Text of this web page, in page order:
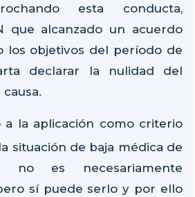
esta conducta,
que alcanzado un acuerdo
los objetivos del período de
declarar la nulidad del
a la aplicación como criterio
situación de baja médica de
no es necesariamente
sí puede serlo y por ello